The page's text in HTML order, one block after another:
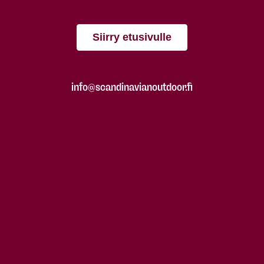
Siirry etusivulle
info@scandinavianoutdoor.fi